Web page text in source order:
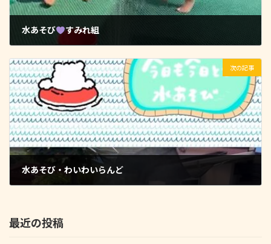
水あそび すみれ組
次の記事
水あそび・わいわいらんど
最近の投稿